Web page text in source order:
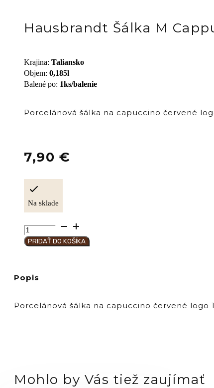
Hausbrandt Šálka M
Krajina: Taliansko
Objem: 0,185l
Balené po: 1ks/balenie
Porcelánová šálka na capuccino červené
7,90 €
Na sklade
množstvo
Hausbrandt
Šálka
185
červené
PRIDAŤ DO KOŠÍKA
Popis
Porcelánová šálka na capuccino červené logo
Mohlo by Vás tiež zaujímať